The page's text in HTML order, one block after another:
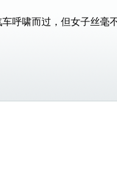
呼啸而过，但女子丝毫